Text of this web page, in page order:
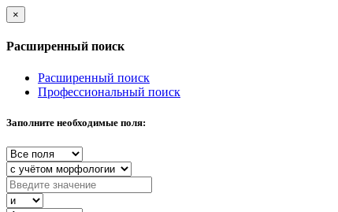
×
Расширенный поиск
Расширенный поиск
Профессиональный поиск
Заполните необходимые поля: